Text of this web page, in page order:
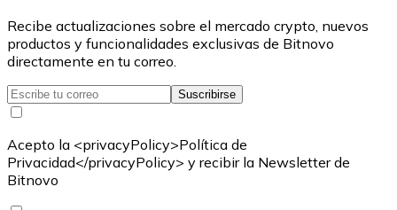
Recibe actualizaciones sobre el mercado crypto, nuevos
productos y funcionalidades exclusivas de Bitnovo
directamente en tu correo.
Suscribirse
Acepto la <privacyPolicy>Política de
Privacidad</privacyPolicy> y recibir la Newsletter de
Bitnovo